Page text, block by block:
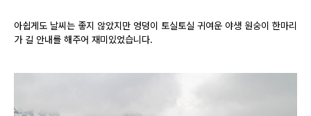
아쉽게도 날씨는 좋지 않았지만 엉덩이 토실토실 귀여운 야생 원숭이 한마리
가 길 안내를 해주어 재미있었습니다.